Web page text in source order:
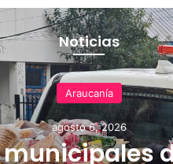
Noticias
Araucanía
agosto 6, 2026